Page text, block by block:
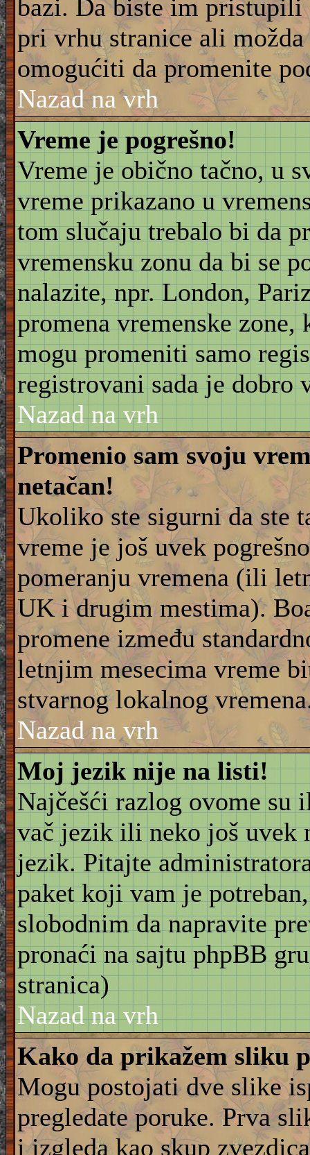
bazi. Da biste im
pri vrhu stranice ali
omogućiti da promenite
Nazad na vrh
Vreme je pogrešno!
Vreme je obično tačno, u
vreme prikazano u
tom slučaju trebalo bi da
vremensku zonu da bi se
nalazite, npr. London,
promena vremenske zone,
mogu promeniti samo
registrovani sada je dobro
Nazad na vrh
Promenio sam svoju
netačan!
Ukoliko ste sigurni da ste
vreme je još uvek
pomeranju vremena (ili
UK i drugim mestima).
promene između
letnjim mesecima vreme
stvarnog lokalnog
Nazad na vrh
Moj jezik nije na listi!
Najčešći razlog ovome
vač jezik ili neko još uvek
jezik. Pitajte
paket koji vam je
slobodnim da napravite
pronaći na sajtu phpBB
stranica)
Nazad na vrh
Kako da prikažem sliku
Mogu postojati dve slike
pregledate poruke. Prva
i izgleda kao skup